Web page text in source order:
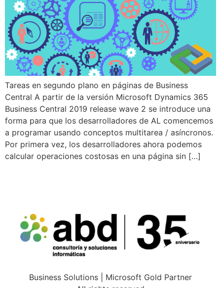
Tareas en segundo plano en páginas de Business
Central A partir de la versión Microsoft Dynamics 365
Business Central 2019 release wave 2 se introduce una
forma para que los desarrolladores de AL comencemos
a programar usando conceptos multitarea / asíncronos.
Por primera vez, los desarrolladores ahora podemos
calcular operaciones costosas en una página sin […]
Business Solutions | Microsoft Gold Partner